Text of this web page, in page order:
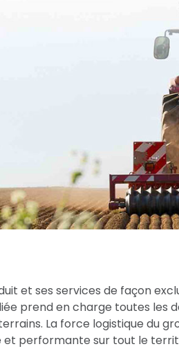
et ses services de façon
prend en charge toutes les
La force logistique du
performante sur tout le